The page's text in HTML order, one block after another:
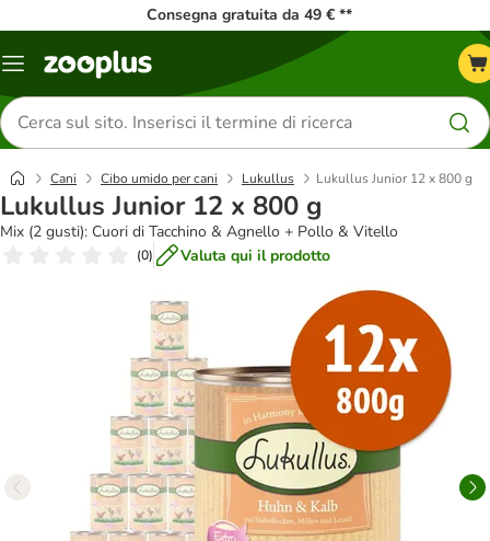
Consegna gratuita da 49 € **
Overview
Cerca
prodotti
Cani Cibo umido per cani Lukullus Lukullus Junior 12 x 800 g
Lukullus Junior 12 x 800 g
Mix (2 gusti): Cuori di Tacchino & Agnello + Pollo & Vitello
(0) Valuta qui il prodotto